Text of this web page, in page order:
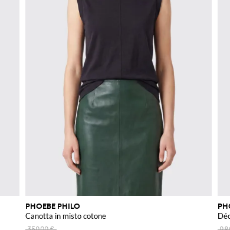
PHOEBE PHILO
Canotta in misto cotone